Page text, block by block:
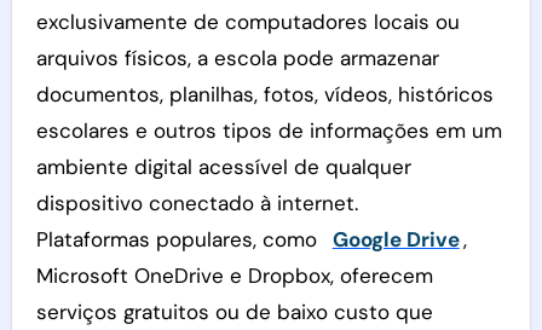
exclusivamente de computadores locais ou
arquivos físicos, a escola pode armazenar
documentos, planilhas, fotos, vídeos, históricos
escolares e outros tipos de informações em um
ambiente digital acessível de qualquer
dispositivo conectado à internet.
Plataformas populares, como
Google Drive,
Microsoft OneDrive e Dropbox, oferecem
serviços gratuitos ou de baixo custo que